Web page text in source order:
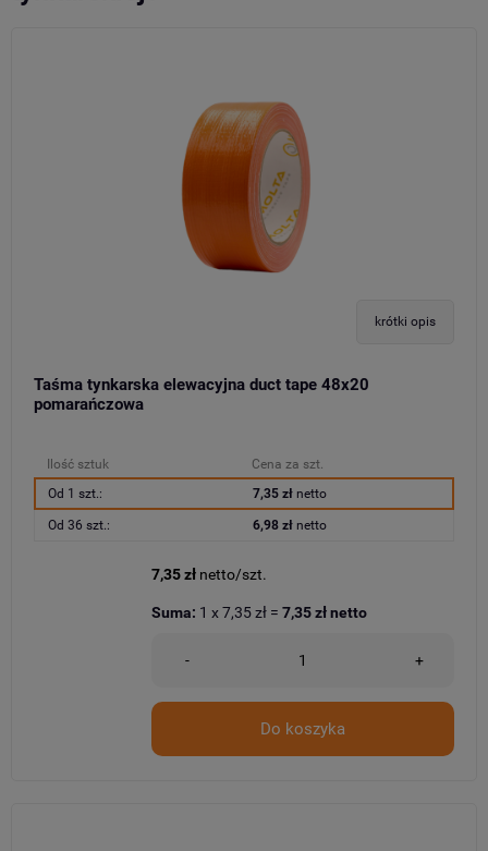
krótki opis
Taśma tynkarska elewacyjna duct tape 48x20
pomarańczowa
Ilość sztuk
Cena za szt.
Od 1 szt.:
7,35 złnetto
Od 36 szt.: 6,98 złnetto
7,35 zł netto/szt.
- +
Do koszyka
Suma: 1 x7,35 zł = 7,35 złnetto